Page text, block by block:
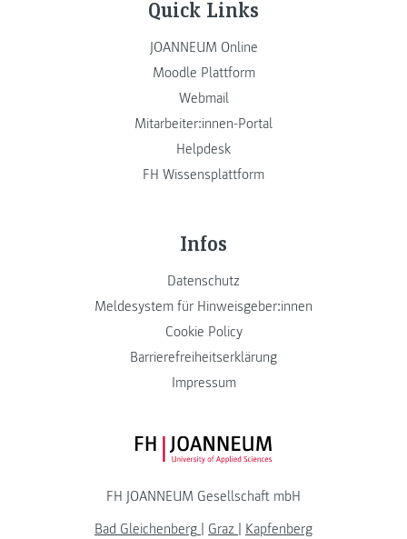
Quick Links
JOANNEUM Online
Moodle Plattform
Webmail
Mitarbeiter:innen-Portal
Helpdesk
FH Wissensplattform
Infos
Datenschutz
Meldesystem für Hinweisgeber:innen
Cookie Policy
Barrierefreiheitserklärung
Impressum
FH JOANNEUM Logo
FH JOANNEUM Gesellschaft mbH
Bad Gleichenberg | Graz | Kapfenberg